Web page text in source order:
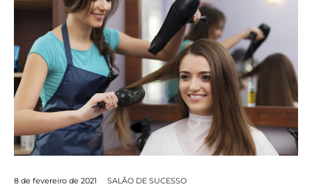
8 de fevereiro de 2021 SALÃO DE SUCESSO